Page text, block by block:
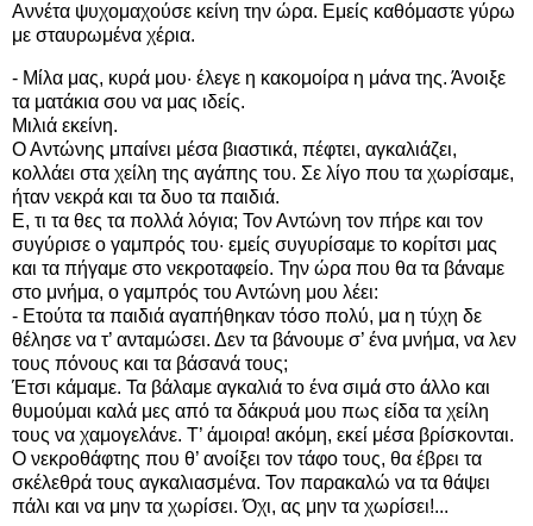
Αννέτα ψυχομαχούσε κείνη την ώρα. Εμείς καθόμαστε γύρω
με σταυρωμένα χέρια.
- Μίλα μας, κυρά μου· έλεγε η κακομοίρα η μάνα της. Άνοιξε
τα ματάκια σου να μας ιδείς.
Μιλιά εκείνη.
Ο Αντώνης μπαίνει μέσα βιαστικά, πέφτει, αγκαλιάζει,
κολλάει στα χείλη της αγάπης του. Σε λίγο που τα χωρίσαμε,
ήταν νεκρά και τα δυο τα παιδιά.
Ε, τι τα θες τα πολλά λόγια; Τον Αντώνη τον πήρε και τον
συγύρισε ο γαμπρός του· εμείς συγυρίσαμε το κορίτσι μας
και τα πήγαμε στο νεκροταφείο. Την ώρα που θα τα βάναμε
στο μνήμα, ο γαμπρός του Αντώνη μου λέει:
- Ετούτα τα παιδιά αγαπήθηκαν τόσο πολύ, μα η τύχη δε
θέλησε να τ’ ανταμώσει. Δεν τα βάνουμε σ’ ένα μνήμα, να λεν
τους πόνους και τα βάσανά τους;
Έτσι κάμαμε. Τα βάλαμε αγκαλιά το ένα σιμά στο άλλο και
θυμούμαι καλά μες από τα δάκρυά μου πως είδα τα χείλη
τους να χαμογελάνε. Τ’ άμοιρα! ακόμη, εκεί μέσα βρίσκονται.
Ο νεκροθάφτης που θ’ ανοίξει τον τάφο τους, θα έβρει τα
σκέλεθρά τους αγκαλιασμένα. Τον παρακαλώ να τα θάψει
πάλι και να μην τα χωρίσει. Όχι, ας μην τα χωρίσει!...